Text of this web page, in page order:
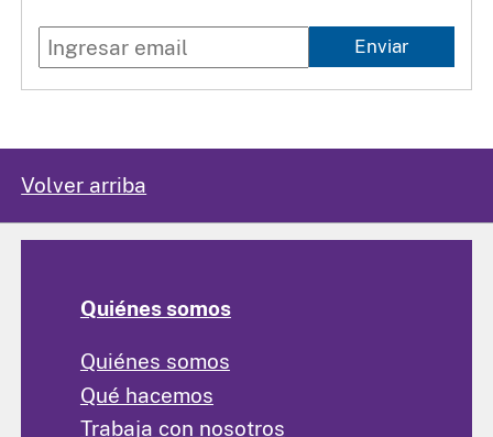
Enviar
Volver arriba
Quiénes somos
Quiénes somos
Qué hacemos
Trabaja con nosotros